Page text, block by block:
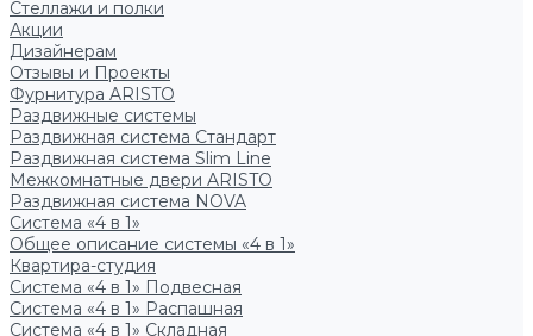
Стеллажи и полки
Акции
Дизайнерам
Отзывы и Проекты
Фурнитура ARISTO
Раздвижные системы
Раздвижная система Стандарт
Раздвижная система Slim Line
Межкомнатные двери ARISTO
Раздвижная система NOVA
Система «4 в 1»
Общее описание системы «4 в 1»
Квартира-студия
Система «4 в 1» Подвесная
Система «4 в 1» Распашная
Система «4 в 1» Складная